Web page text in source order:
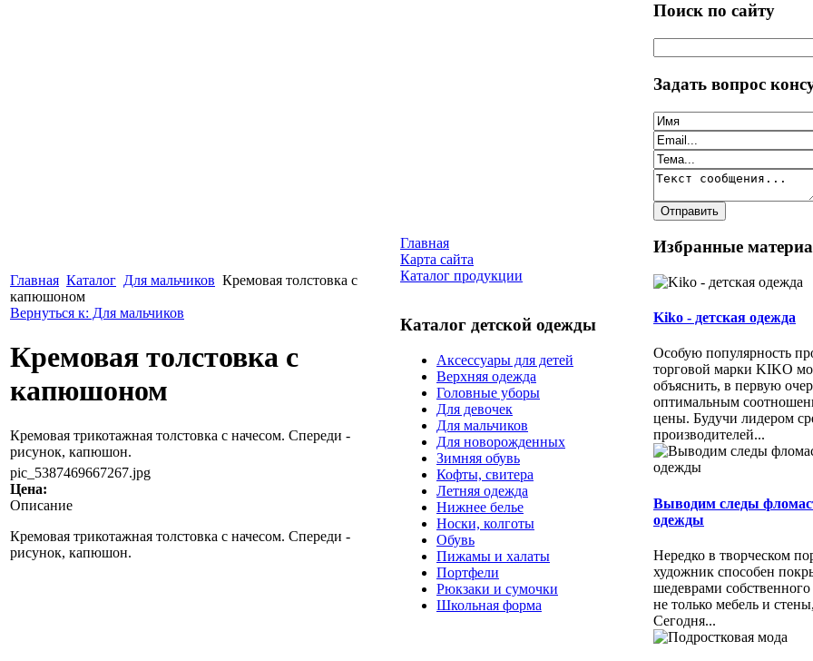
Главная Каталог Для мальчиков Кремовая толстовка с
капюшоном
Вернуться к: Для мальчиков
Кремовая толстовка с
капюшоном
Кремовая трикотажная толстовка с начесом. Спереди -
рисунок, капюшон.
pic_5387469667267.jpg
Цена:
Описание
Кремовая трикотажная толстовка с начесом. Спереди -
рисунок, капюшон.
Главная
Карта сайта
Каталог продукции
Каталог детской одежды
Аксессуары для детей
Верхняя одежда
Головные уборы
Для девочек
Для мальчиков
Для новорожденных
Зимняя обувь
Кофты, свитера
Летняя одежда
Нижнее белье
Носки, колготы
Обувь
Пижамы и халаты
Портфели
Рюкзаки и сумочки
Школьная форма
Поиск по сайту
Задать вопрос
Избранные
Kiko - детская одежда
Особую популярность
торговой марки KIKO
объяснить, в первую
оптимальным
цены. Будучи лидером
производителей...
Выводим следы
одежды
Нередко в творческом
художник способен
шедеврами собственного
не только мебель и
Сегодня...